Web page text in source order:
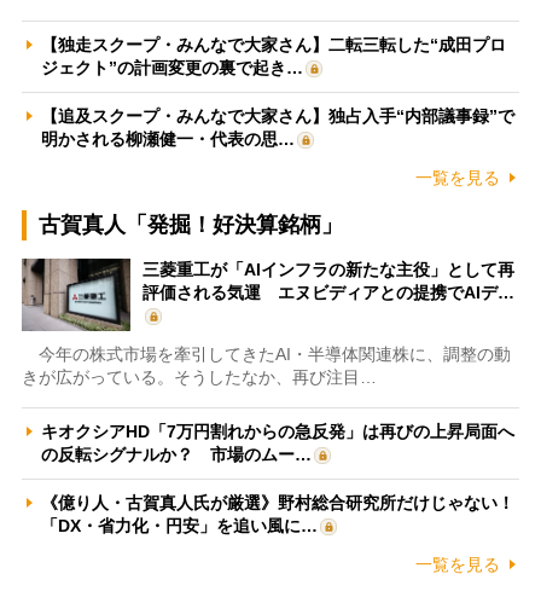
【独走スクープ・みんなで大家さん】二転三転した“成田プロ
ジェクト”の計画変更の裏で起き…
【追及スクープ・みんなで大家さん】独占入手“内部議事録”で
明かされる柳瀬健一・代表の思…
一覧を見る
古賀真人「発掘！好決算銘柄」
三菱重工が「AIインフラの新たな主役」として再
評価される気運 エヌビディアとの提携でAIデ…
今年の株式市場を牽引してきたAI・半導体関連株に、調整の動
きが広がっている。そうしたなか、再び注目…
キオクシアHD「7万円割れからの急反発」は再びの上昇局面へ
の反転シグナルか？ 市場のムー…
《億り人・古賀真人氏が厳選》野村総合研究所だけじゃない！
「DX・省力化・円安」を追い風に…
一覧を見る